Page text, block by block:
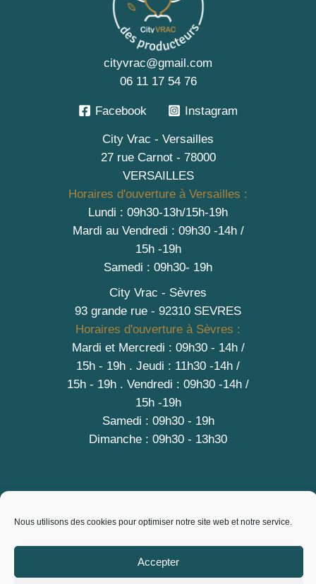
Nous utilisons des cookies pour optimiser notre site web et notre service.
Accepter
cityvrac@gmail.com
06 11 17 54 76
Facebook Instagram
City Vrac - Versailles
27 rue Carnot - 78000
VERSAILLES
Horaires d'ouverture à Versailles :
Lundi : 09h30-13h/15h-19h
Mardi au Vendredi : 09h30 -14h /
15h -19h
Samedi : 09h30- 19h
City Vrac - Sèvres
93 grande rue - 92310 SEVRES
Horaires d'ouverture à Sèvres :
Mardi et Mercredi : 09h30 - 14h /
15h - 19h . Jeudi : 11h30 -14h /
15h - 19h . Vendredi : 09h30 -14h /
15h -19h
Samedi : 09h30 - 19h
Dimanche : 09h30 - 13h30
A PROPOS
Mentions légales
Conditions générales de vente